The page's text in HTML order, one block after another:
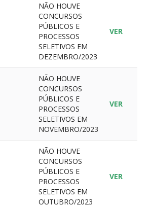
NÃO HOUVE
CONCURSOS
PÚBLICOS E
PROCESSOS
SELETIVOS EM
DEZEMBRO/2023
VER
NÃO HOUVE
CONCURSOS
PÚBLICOS E
PROCESSOS
SELETIVOS EM
NOVEMBRO/2023
VER
NÃO HOUVE
CONCURSOS
PÚBLICOS E
PROCESSOS
SELETIVOS EM
OUTUBRO/2023
VER